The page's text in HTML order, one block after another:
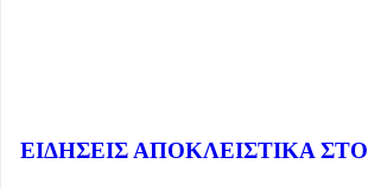
ΕΙΔΗΣΕΙΣ ΑΠΟΚΛΕΙΣΤΙΚΑ ΣΤΟ